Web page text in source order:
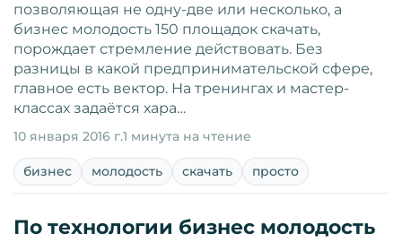
позволяющая не одну-две или несколько, а
бизнес молодость 150 площадок скачать,
порождает стремление действовать. Без
разницы в какой предпринимательской сфере,
главное есть вектор. На тренингах и мастер-
классах задаётся хара…
10 января 2016 г.1 минута на чтение
бизнес молодость скачать просто
По технологии бизнес молодость